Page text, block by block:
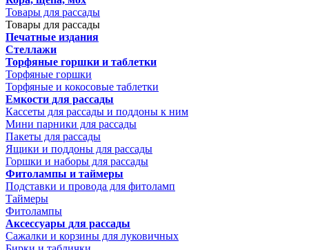
Товары для рассады
Товары для рассады
Печатные издания
Стеллажи
Торфяные горшки и таблетки
Торфяные горшки
Торфяные и кокосовые таблетки
Емкости для рассады
Кассеты для рассады и поддоны к ним
Мини парники для рассады
Пакеты для рассады
Ящики и поддоны для рассады
Горшки и наборы для рассады
Фитолампы и таймеры
Подставки и провода для фитоламп
Таймеры
Фитолампы
Аксессуары для рассады
Сажалки и корзины для луковичных